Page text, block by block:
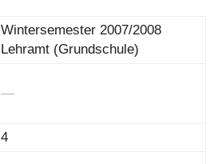
Wintersemester 2007/2008
Lehramt (Grundschule)
―
4